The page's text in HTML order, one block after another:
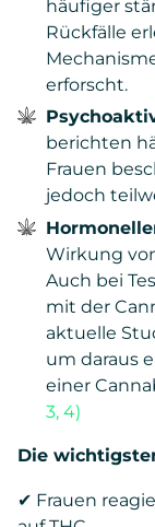
häufiger
Rückfälle
erforscht.
berichten
Frauen
jedoch
Wirkung
Auch bei
mit der
aktuelle
um daraus
einer
3, 4)
Die
✔ Frauen